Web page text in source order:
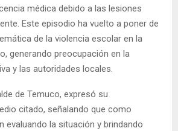
médica debido a las lesiones
Este episodio ha vuelto a poner de
de la violencia escolar en la
generando preocupación en la
y las autoridades locales.
de Temuco, expresó su
citado, señalando que como
evaluando la situación y brindando